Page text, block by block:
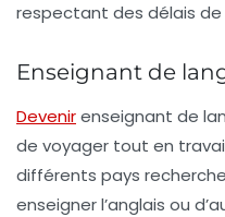
respectant des délais de
Enseignant de
Devenirenseignant de
de voyager tout en
différents pays
enseigner l’anglais ou